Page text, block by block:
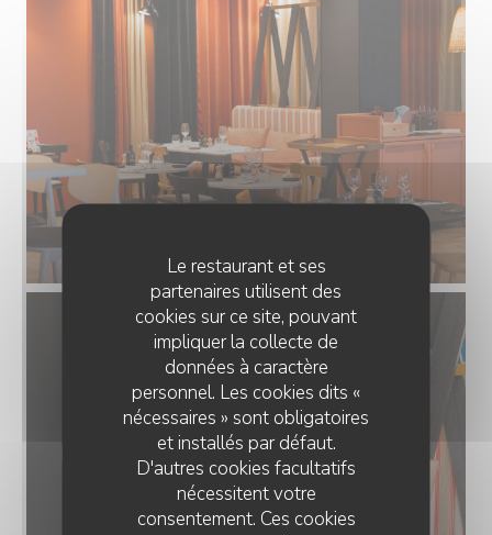
Le restaurant et ses
partenaires utilisent des
cookies sur ce site, pouvant
impliquer la collecte de
données à caractère
personnel. Les cookies dits «
nécessaires » sont obligatoires
et installés par défaut.
D'autres cookies facultatifs
nécessitent votre
consentement. Ces cookies